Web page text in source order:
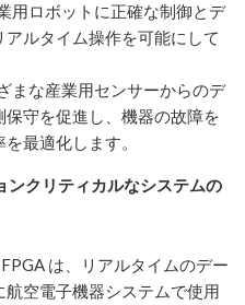
用ロボットに正確な制御とデ
ルタイム操作を可能にして
まな産業用センサーからのデ
守を促進し、機器の故障を
最適化します。
ンクリティカルなシステムの
は、リアルタイムのデー
空電子機器システムで使用